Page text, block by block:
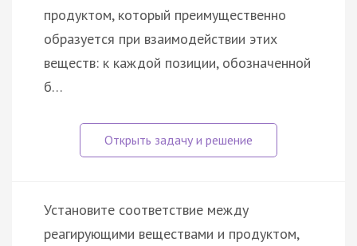
продуктом, который преимущественно
образуется при взаимодействии этих
веществ: к каждой позиции, обозначенной
б…
Установите соответствие между
реагирующими веществами и продуктом,